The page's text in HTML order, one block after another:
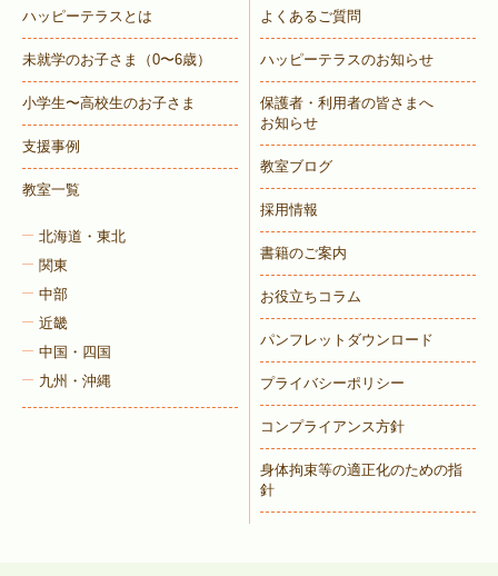
ハッピーテラスとは
未就学のお子さま （0〜6歳）
小学生〜高校生のお子さま
支援事例
教室一覧
北海道・東北
関東
中部
近畿
中国・四国
九州・沖縄
よくあるご質問
ハッピーテラスのお知らせ
保護者・利用者の皆さまへ
お知らせ
教室ブログ
採用情報
書籍のご案内
お役立ちコラム
パンフレットダウンロード
プライバシーポリシー
コンプライアンス方針
身体拘束等の適正化のための指
針